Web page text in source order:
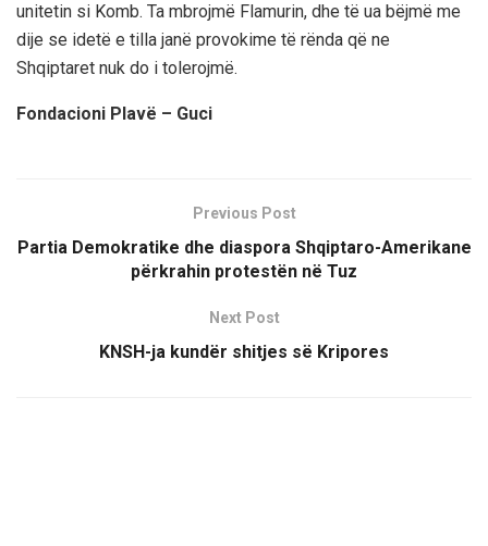
unitetin si Komb. Ta mbrojmë Flamurin, dhe të ua bëjmë me
dije se idetë e tilla janë provokime të rënda që ne
Shqiptaret nuk do i tolerojmë.
Fondacioni Plavë – Guci
Previous Post
Partia Demokratike dhe diaspora Shqiptaro-Amerikane
përkrahin protestën në Tuz
Next Post
KNSH-ja kundër shitjes së Kripores